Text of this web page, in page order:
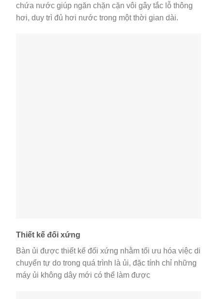
chứa nước giúp ngăn chặn cặn vôi gây tắc lỗ thông
hơi, duy trì đủ hơi nước trong một thời gian dài.
Thiết kế đối xứng
Bàn ủi được thiết kế đối xứng nhằm tối ưu hóa việc di
chuyển tự do trong quá trình là ủi, đặc tính chỉ những
máy ủi không dây mới có thể làm được